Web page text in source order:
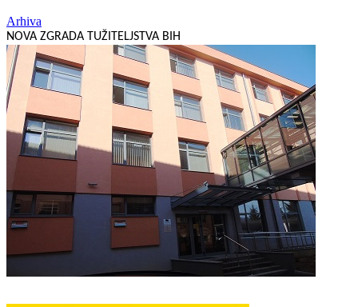
Arhiva
NOVA ZGRADA TUŽITELJSTVA BIH